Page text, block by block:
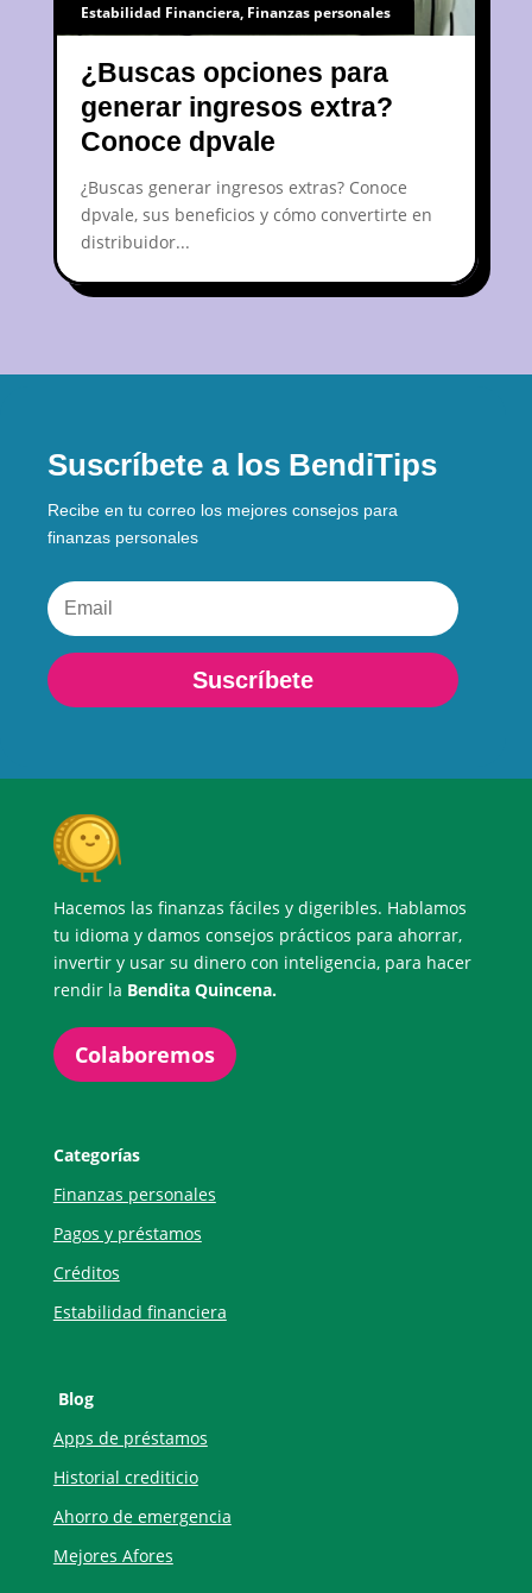
Estabilidad Financiera, Finanzas personales
¿Buscas opciones para
generar ingresos extra?
Conoce dpvale
¿Buscas generar ingresos extras? Conoce
dpvale, sus beneficios y cómo convertirte en
distribuidor...
Suscríbete a los BendiTips
Recibe en tu correo los mejores consejos para
finanzas personales
Suscríbete
Hacemos las finanzas fáciles y digeribles. Hablamos
tu idioma y damos consejos prácticos para ahorrar,
invertir y usar su dinero con inteligencia, para hacer
rendir la Bendita Quincena.
Colaboremos
Categorías
Finanzas personales
Pagos y préstamos
Créditos
Estabilidad financiera
Blog
Apps de préstamos
Historial crediticio
Ahorro de emergencia
Mejores Afores